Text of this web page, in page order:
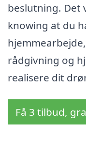
beslutning. Det
knowing at du
rådgivning og
realisere dit
Få 3 tilbud,